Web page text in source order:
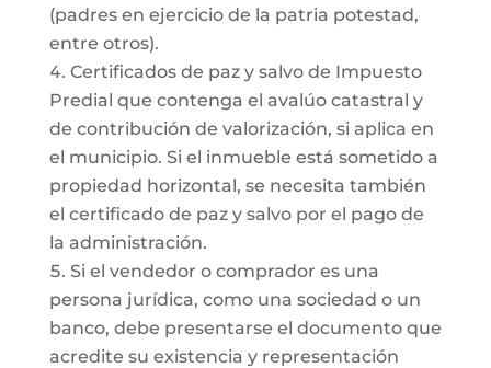
(padres en ejercicio de la patria potestad,
entre otros).
Certificados de paz y salvo de Impuesto
Predial que contenga el avalúo catastral y
de contribución de valorización, si aplica en
el municipio. Si el inmueble está sometido a
propiedad horizontal, se necesita también
el certificado de paz y salvo por el pago de
la administración.
Si el vendedor o comprador es una
persona jurídica, como una sociedad o un
banco, debe presentarse el documento que
acredite su existencia y representación